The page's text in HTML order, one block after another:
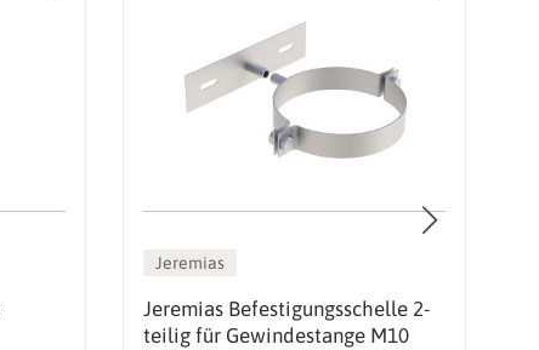
Jeremias
Jeremias Befestigungsschelle 2-
teilig für Gewindestange M10